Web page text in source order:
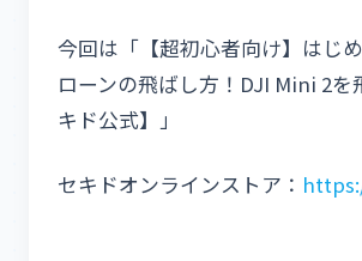
今回は「【超初心者向け】はじ
ローンの飛ばし方！DJI Mini 2を
キド公式】」
セキドオンラインストア：